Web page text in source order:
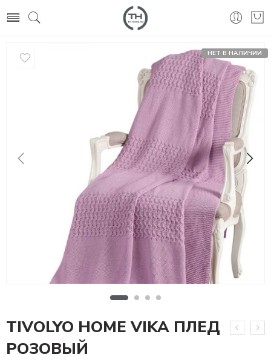
НЕТ В НАЛИЧИИ
TIVOLYO HOME VIKA ПЛЕД
РОЗОВЫЙ
9,384₽